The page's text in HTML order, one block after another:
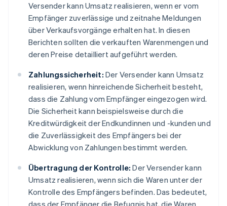
Versender kann Umsatz realisieren, wenn er vom
Empfänger zuverlässige und zeitnahe Meldungen
über Verkaufsvorgänge erhalten hat. In diesen
Berichten sollten die verkauften Warenmengen und
deren Preise detailliert aufgeführt werden.
Zahlungssicherheit: Der Versender kann Umsatz
realisieren, wenn hinreichende Sicherheit besteht,
dass die Zahlung vom Empfänger eingezogen wird.
Die Sicherheit kann beispielsweise durch die
Kreditwürdigkeit der Endkundinnen und -kunden und
die Zuverlässigkeit des Empfängers bei der
Abwicklung von Zahlungen bestimmt werden.
Übertragung der Kontrolle: Der Versender kann
Umsatz realisieren, wenn sich die Waren unter der
Kontrolle des Empfängers befinden. Das bedeutet,